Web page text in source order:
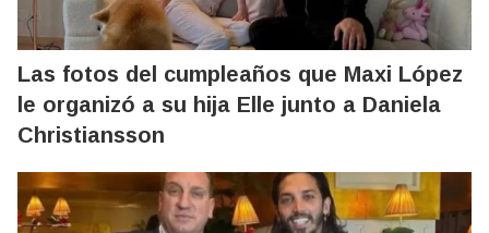
Las fotos del cumpleaños que Maxi López
le organizó a su hija Elle junto a Daniela
Christiansson